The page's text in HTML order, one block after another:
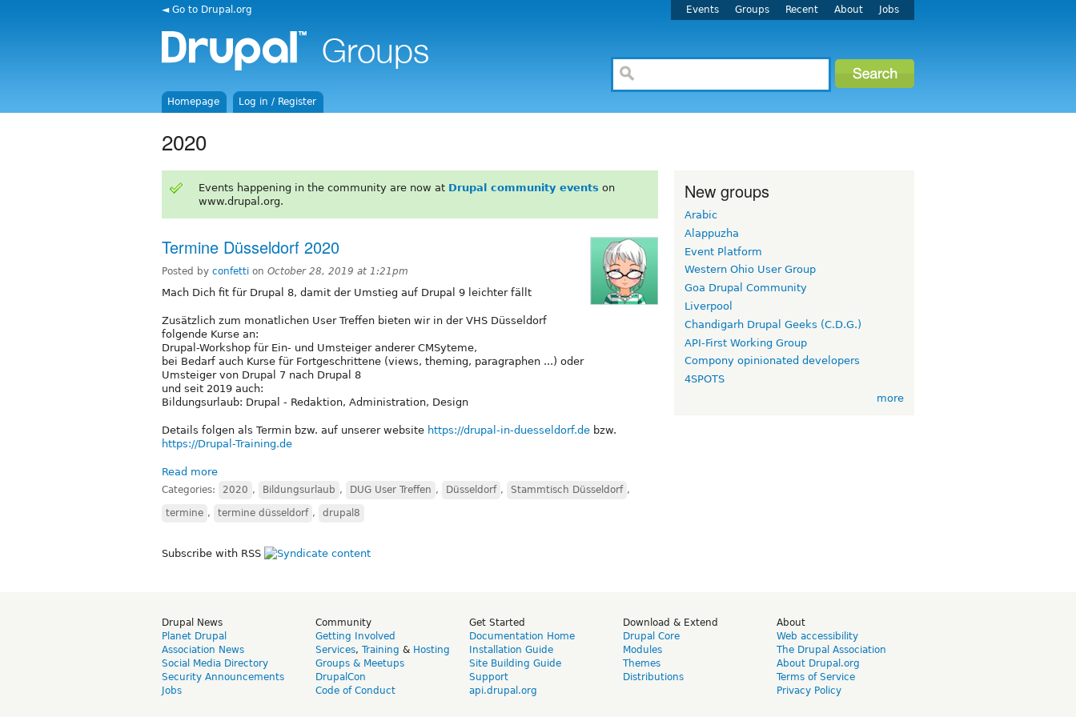
◄ Go to Drupal.org Events Groups Recent About Jobs
Homepage Log in / Register
2020
Events happening in the community are now at Drupal community events on
www.drupal.org.
Termine Düsseldorf 2020
Posted by confetti on October 28, 2019 at 1:21pm
Mach Dich fit für Drupal 8, damit der Umstieg auf Drupal 9 leichter fällt
Zusätzlich zum monatlichen User Treffen bieten wir in der VHS Düsseldorf
folgende Kurse an:
Drupal-Workshop für Ein- und Umsteiger anderer CMSyteme,
bei Bedarf auch Kurse für Fortgeschrittene (views, theming, paragraphen ...) oder
Umsteiger von Drupal 7 nach Drupal 8
und seit 2019 auch:
Bildungsurlaub: Drupal - Redaktion, Administration, Design
Details folgen als Termin bzw. auf unserer website https://drupal-in-duesseldorf.de bzw.
https://Drupal-Training.de
Read more
Categories: 2020 , Bildungsurlaub , DUG User Treffen , Düsseldorf , Stammtisch Düsseldorf ,
termine , termine düsseldorf , drupal8
Subscribe with RSS
New groups
Arabic
Alappuzha
Event Platform
Western Ohio User Group
Goa Drupal Community
Liverpool
Chandigarh Drupal Geeks (C.D.G.)
API-First Working Group
Compony opinionated developers
4SPOTS
more
Drupal News
Planet Drupal
Association News
Social Media Directory
Security Announcements
Jobs
Community
Getting Involved
Services, Training & Hosting
Groups & Meetups
DrupalCon
Code of Conduct
Get Started
Documentation Home
Installation Guide
Site Building Guide
Support
api.drupal.org
Download & Extend
Drupal Core
Modules
Themes
Distributions
About
Web accessibility
The Drupal Association
About Drupal.org
Terms of Service
Privacy Policy